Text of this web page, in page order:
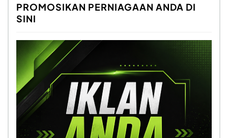
PROMOSIKAN PERNIAGAAN ANDA DI
SINI